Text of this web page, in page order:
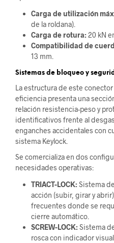
Carga de utilización
de la roldana).
Carga de rotura:20 kN
Compatibilidad de
13 mm.
Sistemas de bloqueo y
La estructura de este
eficiencia presenta una
relación resistencia-peso y
identificativos frente al
enganches accidentales con
sistema Keylock.
Se comercializa en dos
necesidades operativas:
TRIACT-LOCK:Sistema
acción (subir, girar y
frecuentes donde se
cierre automático.
SCREW-LOCK:Sistema
rosca con indicador